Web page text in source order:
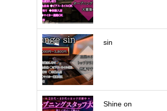
sin
Shine on